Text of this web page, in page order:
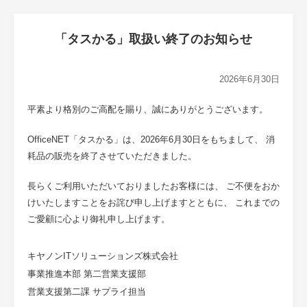
「タスかる」取扱い終了のお知らせ
2026年6月30日
平素より格別のご高配を賜り、誠にありがとうございます。
OfficeNET「タスかる」は、2026年6月30日をもちまして、 消
耗品の販売を終了させていただきました。
長らくご利用いただいておりましたお客様には、 ご不便をおか
けいたしますことをお詫び申し上げますとともに、 これまでの
ご愛顧に心より御礼申し上げます。
キヤノンITソリューションズ株式会社
事業推進本部 第二営業支援部
営業支援第二課 サプライ担当